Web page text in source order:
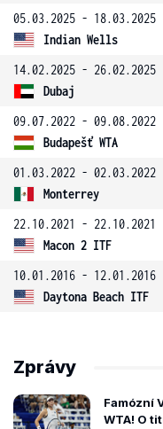
05.03.2025 - 18.03.2025
Indian Wells
14.02.2025 - 26.02.2025
Dubaj
09.07.2022 - 09.08.2022
Budapešť WTA
01.03.2022 - 02.03.2022
Monterrey
22.10.2021 - 22.10.2021
Macon 2 ITF
10.01.2016 - 12.01.2016
Daytona Beach ITF
Zprávy
Famózní
WTA! O